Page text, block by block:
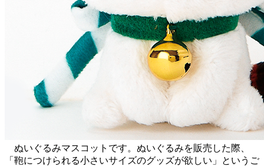
ぬいぐるみマスコットです。ぬいぐるみを販売した際、
「鞄につけられる小さいサイズのグッズが欲しい」というご